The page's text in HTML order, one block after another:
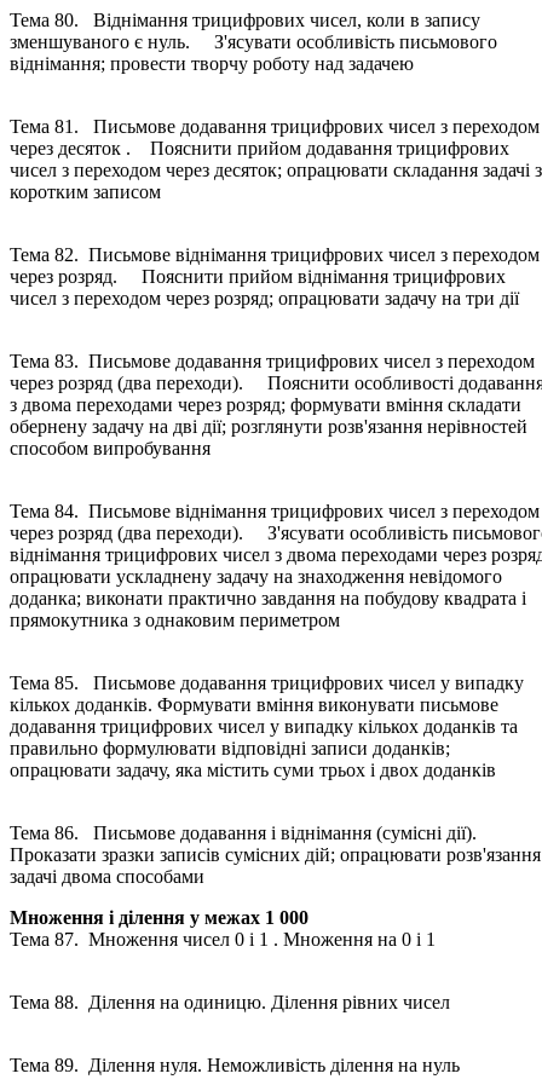
Тема 80. Віднімання трицифрових чисел, коли в запису
зменшуваного є нуль. З'ясувати особливість письмового
віднімання; провести творчу роботу над задачею
Тема 81. Письмове додавання трицифрових чисел з переходом
через десяток . Пояснити прийом додавання трицифрових
чисел з переходом через десяток; опрацювати складання задачі
коротким записом
Тема 82. Письмове віднімання трицифрових чисел з переходом
через розряд. Пояснити прийом віднімання трицифрових
чисел з переходом через розряд; опрацювати задачу на три дії
Тема 83. Письмове додавання трицифрових чисел з переходом
через розряд (два переходи). Пояснити особливості
з двома переходами через розряд; формувати вміння складати
обернену задачу на дві дії; розглянути розв'язання нерівностей
способом випробування
Тема 84. Письмове віднімання трицифрових чисел з переходом
через розряд (два переходи). З'ясувати особливість
віднімання трицифрових чисел з двома переходами через
опрацювати ускладнену задачу на знаходження невідомого
доданка; виконати практично завдання на побудову квадрата і
прямокутника з однаковим периметром
Тема 85. Письмове додавання трицифрових чисел у випадку
кількох доданків. Формувати вміння виконувати письмове
додавання трицифрових чисел у випадку кількох доданків та
правильно формулювати відповідні записи доданків;
опрацювати задачу, яка містить суми трьох і двох доданків
Тема 86. Письмове додавання і віднімання (сумісні дії).
Проказати зразки записів сумісних дій; опрацювати розв'язання
задачі двома способами
Множення і ділення у межах 1 000
Тема 87. Множення чисел 0 і 1 . Множення на 0 і 1
Тема 88. Ділення на одиницю. Ділення рівних чисел
Тема 89. Ділення нуля. Неможливість ділення на нуль